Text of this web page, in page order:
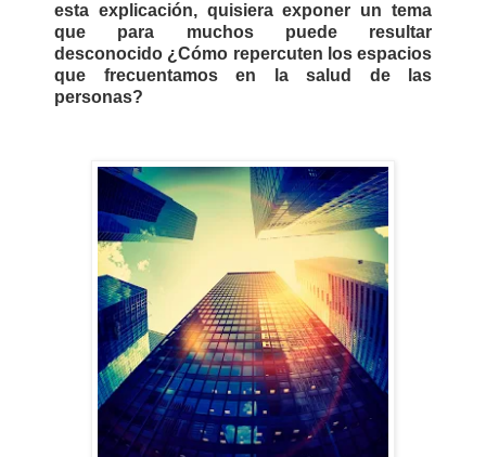
esta explicación, quisiera exponer un tema
que para muchos puede resultar
desconocido ¿Cómo repercuten los espacios
que frecuentamos en la salud de las
personas?